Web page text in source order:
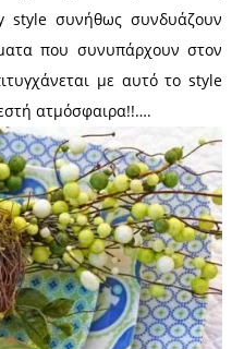
style συνήθως συνδυάζουν
που συνυπάρχουν στον
με αυτό το style
ατμόσφαιρα!!….